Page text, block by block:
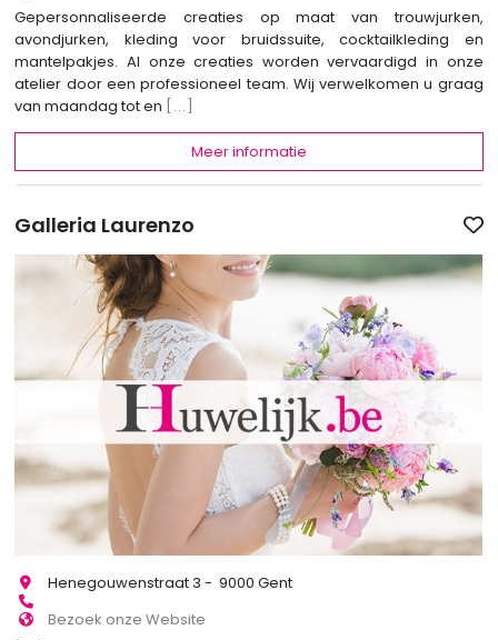
Gepersonnaliseerde creaties op maat van trouwjurken,
avondjurken, kleding voor bruidssuite, cocktailkleding en
mantelpakjes. Al onze creaties worden vervaardigd in onze
atelier door een professioneel team. Wij verwelkomen u graag
van maandag tot en
[...]
Meer informatie
Galleria Laurenzo
Henegouwenstraat 3 - 9000 Gent
Bezoek onze Website